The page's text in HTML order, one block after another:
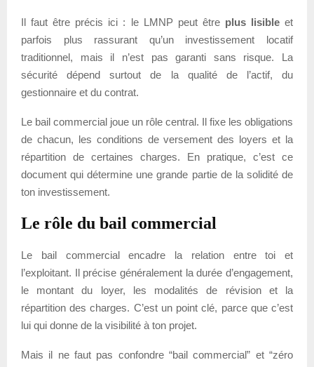
Il faut être précis ici : le LMNP peut être plus lisibleet
parfois plus rassurant qu’un investissement locatif
traditionnel, mais il n’est pas garanti sans risque. La
sécurité dépend surtout de la qualité de l’actif, du
gestionnaire et du contrat.
Le bail commercial joue un rôle central. Il fixe les obligations
de chacun, les conditions de versement des loyers et la
répartition de certaines charges. En pratique, c’est ce
document qui détermine une grande partie de la solidité de
ton investissement.
Le rôle du bail commercial
Le bail commercial encadre la relation entre toi et
l’exploitant. Il précise généralement la durée d’engagement,
le montant du loyer, les modalités de révision et la
répartition des charges. C’est un point clé, parce que c’est
lui qui donne de la visibilité à ton projet.
Mais il ne faut pas confondre “bail commercial” et “zéro